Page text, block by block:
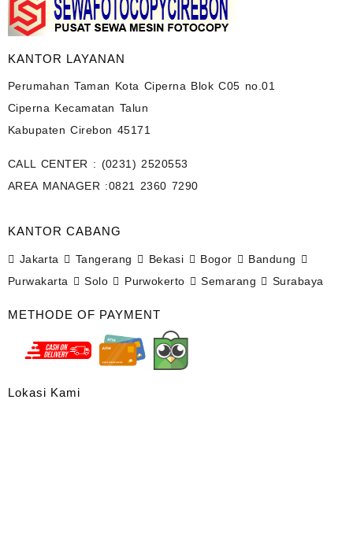
KANTOR LAYANAN
Perumahan Taman Kota Ciperna Blok C05 no.01
Ciperna Kecamatan Talun
Kabupaten Cirebon 45171
CALL CENTER : (0231) 2520553
AREA MANAGER :0821 2360 7290
KANTOR CABANG
Jakarta Tangerang Bekasi Bogor
Bandung
Purwakarta
Solo Purwokerto Semarang Surabaya
METHODE OF PAYMENT
Lokasi Kami